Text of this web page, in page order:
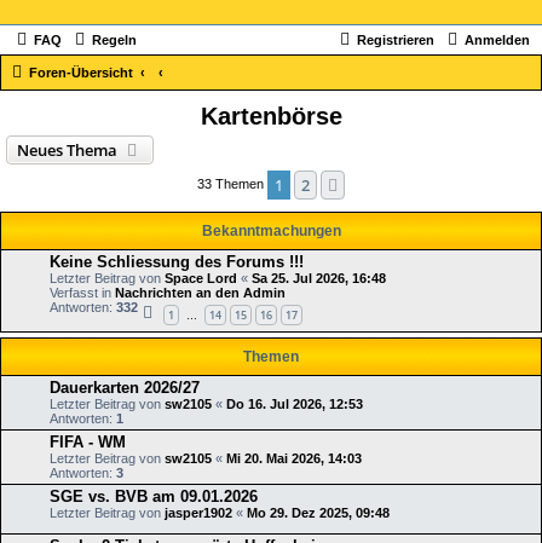
FAQ Regeln Anmelden
Registrieren
Foren-Übersicht
Kartenbörse
Neues Thema
33 Themen 1 2
Bekanntmachungen
Keine Schliessung des Forums !!!
Letzter Beitrag von Space Lord « Sa 25. Jul 2026, 16:48
Verfasst in Nachrichten an den Admin
Antworten: 332 1 … 14 15 16 17
Themen
Dauerkarten 2026/27
Letzter Beitrag von sw2105 « Do 16. Jul 2026, 12:53
Antworten: 1
FIFA - WM
Letzter Beitrag von sw2105 « Mi 20. Mai 2026, 14:03
Antworten: 3
SGE vs. BVB am 09.01.2026
Letzter Beitrag von jasper1902 « Mo 29. Dez 2025, 09:48